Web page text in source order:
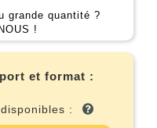
grande quantité ?
!
et format :
: